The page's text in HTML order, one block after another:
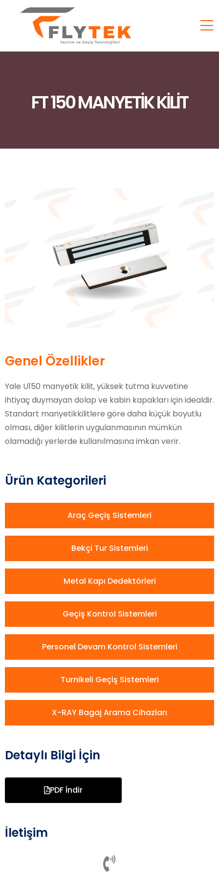
FT 150 MANYETİK KİLİT
Ürün Kategorileri
Araç Geçiş Sistemleri
Bekçi Tur Sistemleri
Metal Kapı Dedektörleri
Geçiş Kontrol Sistemleri
Personel Devam Kontrol Sistemleri
Turnikeli Geçiş Sistemleri
X-RAY Bagaj Arama Cihazları
Detaylı Bilgi İçin
PDF İndir
İletişim
Genel Özellikler
Yale U150 manyetik kilit, yüksek tutma kuvvetine
ihtiyaç duymayan dolap ve kabin kapakları için idealdir.
Standart manyetikkilitlere göre daha küçük boyutlu
olması, diğer kilitlerin uygulanmasının mümkün
olamadığı yerlerde kullanılmasına imkan verir.